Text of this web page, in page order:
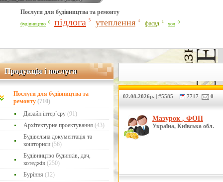
Line Number: 42
Послуги для будівництва та ремонту
будівництво 0 підлога 5 утеплення 4 фасад 1 хол 0
Продукція і послуги
Продукція і послуги
Послуги для будівництва та
ремонту (710)
Дизайн інтер`єру (91)
Архітектурне проектування (43)
Будівельна документація та
кошториси (56)
Будівництво будинків, дач,
котеджів (250)
Буріння (12)
02.08.2026р. | #5585 7717 0
Мазурок , ФОП
Україна, Київська обл.